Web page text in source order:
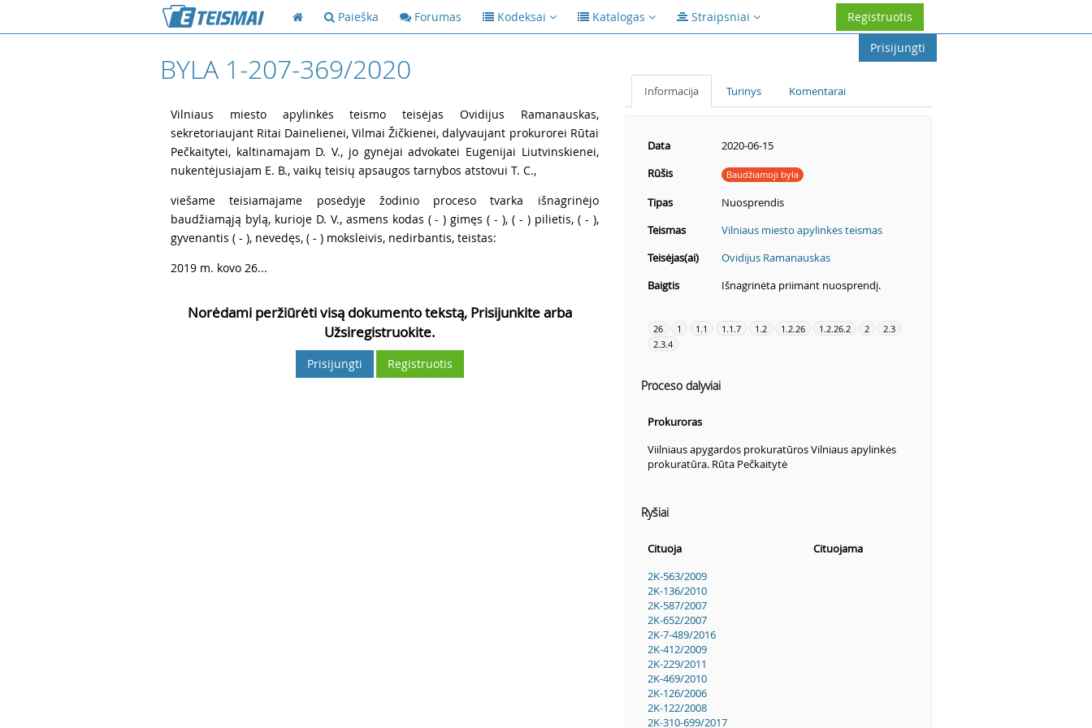
Paieška Forumas Kodeksai Katalogas Straipsniai
Registruotis
Prisijungti
BYLA 1-207-369/2020
Vilniaus miesto apylinkės teismo teisėjas Ovidijus Ramanauskas,
sekretoriaujant Ritai Dainelienei, Vilmai Žičkienei, dalyvaujant prokurorei Rūtai
Pečkaitytei, kaltinamajam D. V., jo gynėjai advokatei Eugenijai Liutvinskienei,
nukentėjusiajam E. B., vaikų teisių apsaugos tarnybos atstovui T. C.,
viešame teisiamajame posėdyje žodinio proceso tvarka išnagrinėjo
baudžiamąją bylą, kurioje D. V., asmens kodas ( - ) gimęs ( - ), ( - ) pilietis, ( - ),
gyvenantis ( - ), nevedęs, ( - ) moksleivis, nedirbantis, teistas:
2019 m. kovo 26...
Norėdami peržiūrėti visą dokumento tekstą, Prisijunkite arba
Užsiregistruokite.
Prisijungti Registruotis
Informacija Turinys Komentarai
Data
2020-06-15
Rūšis
Baudžiamoji byla
Tipas
Nuosprendis
Teismas
Vilniaus miesto apylinkės teismas
Teisėjas(ai)
Ovidijus Ramanauskas
Baigtis
Išnagrinėta priimant nuosprendį.
26 1 1.1 1.1.7 1.2 1.2.26 1.2.26.2 2
2.3
2.3.4
Proceso dalyviai
Prokuroras
Viilniaus apygardos prokuratūros Vilniaus apylinkės
prokuratūra. Rūta Pečkaitytė
Ryšiai
Cituoja
Cituojama
2K-563/2009
2K-136/2010
2K-587/2007
2K-652/2007
2K-7-489/2016
2K-412/2009
2K-229/2011
2K-469/2010
2K-126/2006
2K-122/2008
2K-310-699/2017